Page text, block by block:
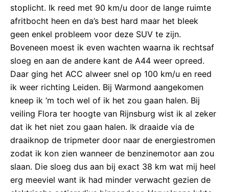
stoplicht. Ik reed met 90 km/u door de lange ruimte
afritbocht heen en da’s best hard maar het bleek
geen enkel probleem voor deze SUV te zijn.
Boveneen moest ik even wachten waarna ik rechtsaf
sloeg en aan de andere kant de A44 weer opreed.
Daar ging het ACC alweer snel op 100 km/u en reed
ik weer richting Leiden. Bij Warmond aangekomen
kneep ik ‘m toch wel of ik het zou gaan halen. Bij
veiling Flora ter hoogte van Rijnsburg wist ik al zeker
dat ik het niet zou gaan halen. Ik draaide via de
draaiknop de tripmeter door naar de energiestromen
zodat ik kon zien wanneer de benzinemotor aan zou
slaan. Die sloeg dus aan bij exact 38 km wat mij heel
erg meeviel want ik had minder verwacht gezien de